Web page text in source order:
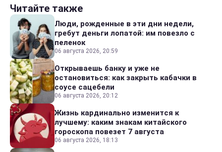
Читайте также
Люди, рожденные в эти дни недели,
гребут деньги лопатой: им повезло с
пеленок
06 августа 2026, 20:59
Открываешь банку и уже не
остановиться: как закрыть кабачки в
соусе сацебели
06 августа 2026, 20:12
Жизнь кардинально изменится к
лучшему: каким знакам китайского
гороскопа повезет 7 августа
06 августа 2026, 18:13